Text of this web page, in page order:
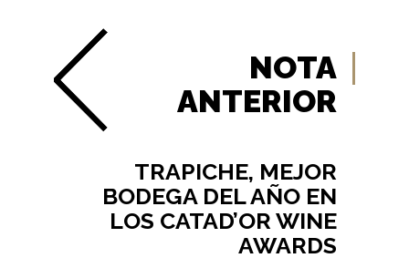
NOTA
ANTERIOR
TRAPICHE, MEJOR
BODEGA DEL AÑO EN
LOS CATAD’OR WINE
AWARDS